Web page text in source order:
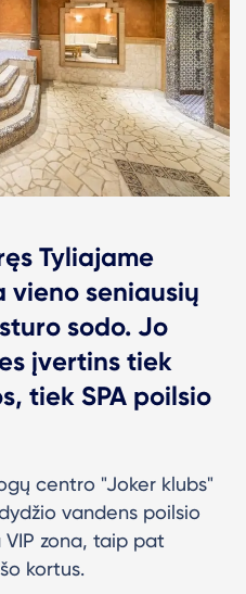
Tyliajame
vieno seniausių
sodo. Jo
įvertins tiek
tiek SPA poilsio
centro "Joker klubs"
vandens poilsio
zona, taip pat
kortus.